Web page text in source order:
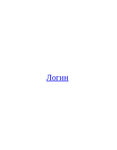
Логин